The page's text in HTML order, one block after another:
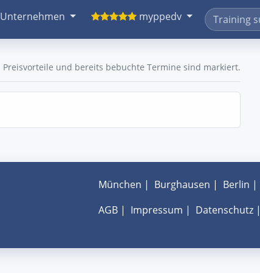
Unternehmen myppedv
Preisvorteile und bereits bebuchte Termine sind markiert.
München | Burghausen | Berlin |
AGB| Impressum | Datenschutz|